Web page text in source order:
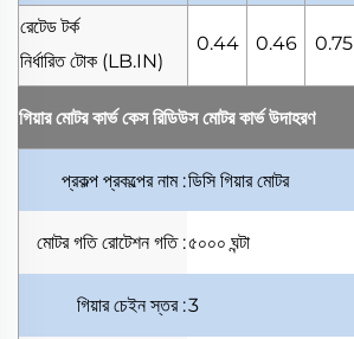
রেটেড টর্ক
নির্ধারিত টোক (LB.IN)
0.44 0.46 0.75
গিয়ার মোটর কার্ভ কেসরিডিউস মোটর কার্ভ উদাহরণ
প্রকল্প প্রকল্পের নাম :ডিসি গিয়ার মোটর
মোটর গতিরোটেশন গতি :৫০০০ ঘন্টা
গিয়ার চেইনস্তর :3